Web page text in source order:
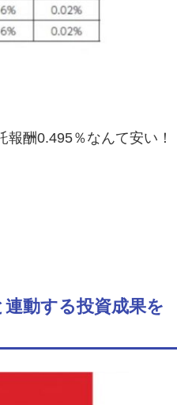
酬0.495％なんて安い！
動する投資成果を